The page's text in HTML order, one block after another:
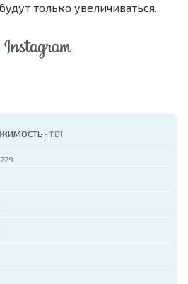
только увеличиваться.
- 1181